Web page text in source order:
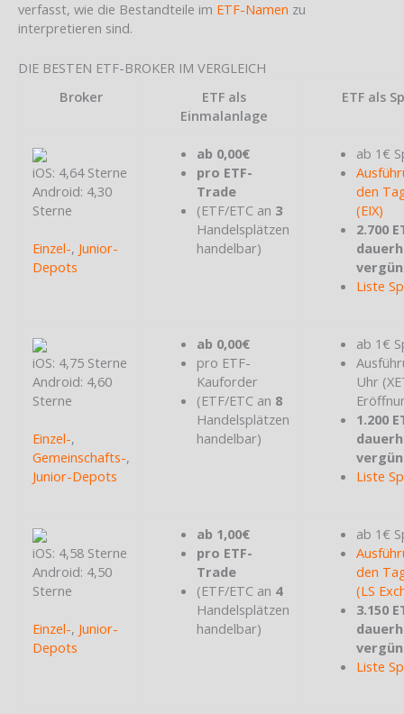
verfasst, wie die Bestandteile im ETF-Namen zu
interpretieren sind.
DIE BESTEN ETF-BROKER IM VERGLEICH
Broker
ETF als
Einmalanlage
ETF als
iOS: 4,64 Sterne
Android: 4,30
Sterne
Einzel-, Junior-
Depots
ab 0,00€
pro ETF-
Trade
(ETF/ETC an 3
Handelsplätzen
handelbar)
ab 1€
den
(EIX)
2.700
Liste
iOS: 4,75 Sterne
Android: 4,60
Sterne
Einzel-,
Gemeinschafts-,
Junior-Depots
ab 0,00€
pro ETF-
Kauforder
(ETF/ETC an 8
Handelsplätzen
handelbar)
ab 1€
Uhr
1.200
Liste
iOS: 4,58 Sterne
Android: 4,50
Sterne
Einzel-, Junior-
Depots
ab 1,00€
pro ETF-
Trade
(ETF/ETC an 4
Handelsplätzen
handelbar)
ab 1€
den
(LS
3.150
Liste